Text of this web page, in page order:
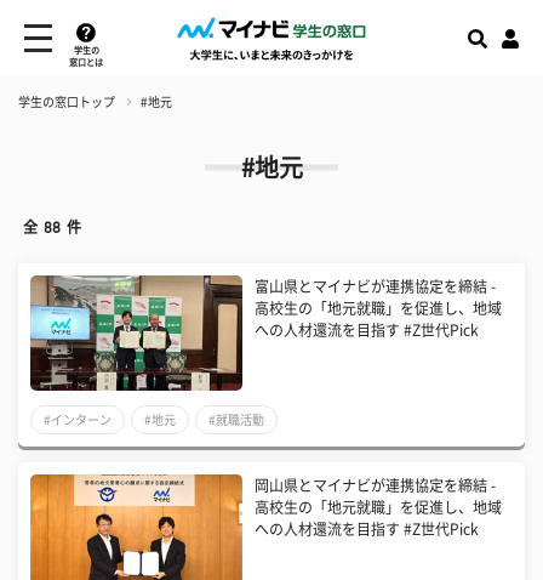
学生の
窓口とは
学生の窓口トップ #地元
#地元
全 88 件
富山県とマイナビが連携協定を締結 -
高校生の「地元就職」を促進し、地域
への人材還流を目指す #Z世代Pick
#インターン #地元 #就職活動
岡山県とマイナビが連携協定を締結 -
高校生の「地元就職」を促進し、地域
への人材還流を目指す #Z世代Pick